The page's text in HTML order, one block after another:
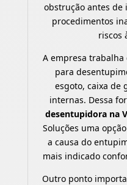
obstrução antes de
procedimentos
riscos
A empresa
para
esgoto, caixa de
internas. Dessa
desentupidora na
Soluções uma
a causa do
mais indicado
Outro ponto